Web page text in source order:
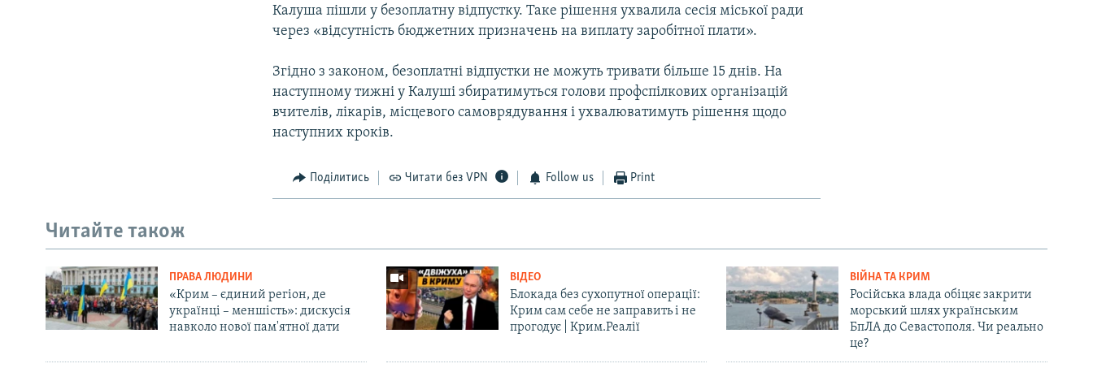
Калуша пішли у безоплатну відпустку. Таке рішення ухвалила сесія міської ради
через «відсутність бюджетних призначень на виплату заробітної плати».
Згідно з законом, безоплатні відпустки не можуть тривати більше 15 днів. На
наступному тижні у Калуші збиратимуться голови профспілкових організацій
вчителів, лікарів, місцевого самоврядування і ухвалюватимуть рішення щодо
наступних кроків.
Поділитись Читати без VPN Follow us Print
Читайте також
ПРАВА ЛЮДИНИ
«Крим – єдиний регіон, де
українці – меншість»: дискусія
навколо нової пам'ятної дати
ВІДЕО
Блокада без сухопутної операції:
Крим сам себе не заправить і не
прогодує | Крим.Реалії
ВІЙНА ТА КРИМ
Російська влада обіцяє закрити
морський шлях українським
БпЛА до Севастополя. Чи реально
це?